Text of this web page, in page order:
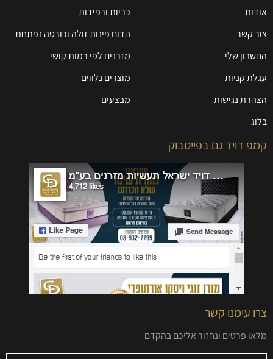
אודות
צור קשר
החשבון שלי
עגלת קניות
הצהרת נגישות
בלוג
כריות ורפידות
הדום פינות זולה וכורסה נפתחת
מזרנים לפי רמות קושי
מוצרים נלווים
מבצעים
קמפ דויד גם בפייסבוק
צרו עימנו קשר
מלאו פרטים ונחזור אליכם בהקדם